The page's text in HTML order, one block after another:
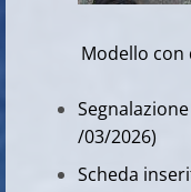
Modello
/03/2026)
Scheda